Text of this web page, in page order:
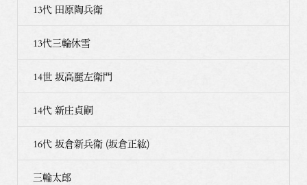
13代 田原陶兵衛
13代三輪休雪
14世 坂高麗左衛門
14代 新庄貞嗣
16代 坂倉新兵衛 (坂倉正紘)
三輪太郎